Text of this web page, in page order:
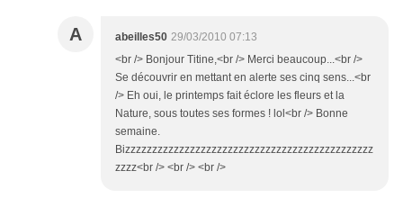
A abeilles50 29/03/2010 07:13
<br /> Bonjour Titine,<br /> Merci beaucoup...<br />
Se découvrir en mettant en alerte ses cinq sens...<br
/> Eh oui, le printemps fait éclore les fleurs et la
Nature, sous toutes ses formes ! lol<br /> Bonne
semaine.
Bizzzzzzzzzzzzzzzzzzzzzzzzzzzzzzzzzzzzzzzzzzzzzz
zzzz<br /> <br /> <br />